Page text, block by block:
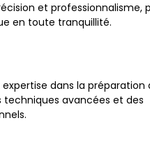
et professionnalisme,
en toute tranquillité.
dans la préparation
avancées et des